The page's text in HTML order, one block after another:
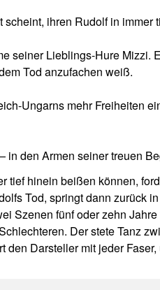
ihren Rudolf in
seiner Lieblings-Hure Mizzi.
Tod anzufachen weiß.
Ungarns mehr Freiheiten
den Armen seiner treuen
hinein beißen können,
Tod, springt dann zurück
Szenen fünf oder zehn
Der stete Tanz
Darsteller mit jeder